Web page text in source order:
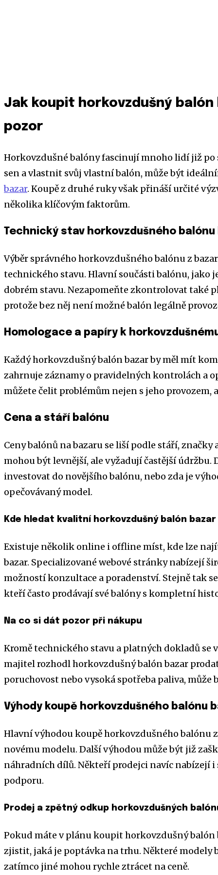
Jak koupit horkovzdušný balón
pozor
Horkovzdušné balóny fascinují mnoho lidí již
sen a vlastnit svůj vlastní balón, může být
bazar. Koupě z druhé ruky však přináší určité
několika klíčovým faktorům.
Technický stav horkovzdušného balónu
Výběr správného horkovzdušného balónu z
technického stavu. Hlavní součásti balónu, jako
dobrém stavu. Nezapomeňte zkontrolovat také
protože bez něj není možné balón legálně
Homologace a papíry k
Každý horkovzdušný balón bazar by měl mít
zahrnuje záznamy o pravidelných kontrolách a
můžete čelit problémům nejen s jeho provozem,
Cena a stáří balónu
Ceny balónů na bazaru se liší podle stáří, značky
mohou být levnější, ale vyžadují častější údržbu.
investovat do novějšího balónu, nebo zda je
opečovávaný model.
Kde hledat kvalitní horkovzdušný balón bazar
Existuje několik online i offline míst, kde lze
bazar. Specializované webové stránky nabízejí
možností konzultace a poradenství. Stejně tak
kteří často prodávají své balóny s kompletní
Na co si dát pozor při nákupu
Kromě technického stavu a platných dokladů se
majitel rozhodl horkovzdušný balón bazar
poruchovost nebo vysoká spotřeba paliva,
Výhody koupě horkovzdušného balónu
Hlavní výhodou koupě horkovzdušného balónu
novému modelu. Další výhodou může být již
náhradních dílů. Někteří prodejci navíc nabízejí
podporu.
Prodej a zpětný odkup horkovzdušných
Pokud máte v plánu koupit horkovzdušný balón
zjistit, jaká je poptávka na trhu. Některé
zatímco jiné mohou rychle ztrácet na ceně.